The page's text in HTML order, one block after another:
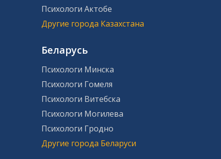
Психологи Актобе
Другие города Казахстана
Беларусь
Психологи Минска
Психологи Гомеля
Психологи Витебска
Психологи Могилева
Психологи Гродно
Другие города Беларуси